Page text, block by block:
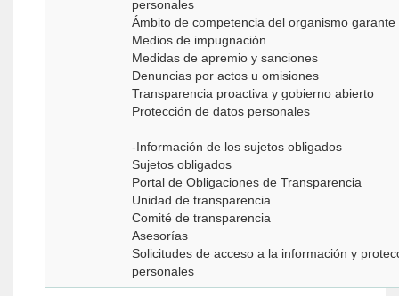
personales
Ámbito de competencia del organismo garante
Medios de impugnación
Medidas de apremio y sanciones
Denuncias por actos u omisiones
Transparencia proactiva y gobierno abierto
Protección de datos personales
-Información de los sujetos obligados
Sujetos obligados
Portal de Obligaciones de Transparencia
Unidad de transparencia
Comité de transparencia
Asesorías
Solicitudes de acceso a la información y
personales